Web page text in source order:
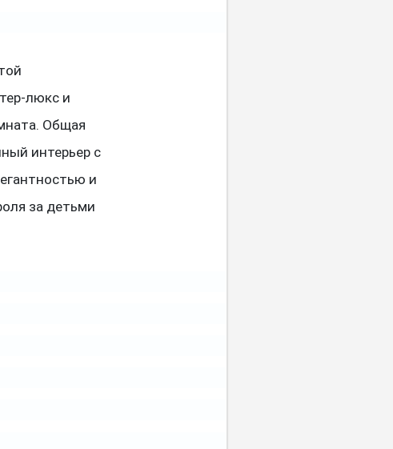
люкс и
Общая
интерьер с
и
за детьми